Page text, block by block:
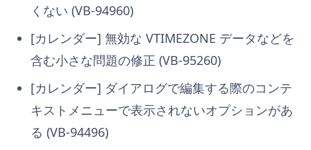
くない (VB-94960)
[カレンダー] 無効な VTIMEZONE データなどを
含む小さな問題の修正 (VB-95260)
[カレンダー] ダイアログで編集する際のコンテ
キストメニューで表示されないオプションがあ
る (VB-94496)